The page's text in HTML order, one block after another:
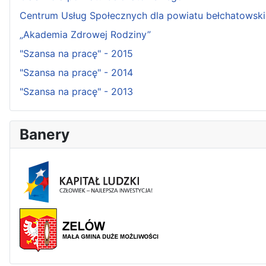
Centrum Usług Społecznych dla powiatu
„Akademia Zdrowej Rodziny”
"Szansa na pracę" - 2015
"Szansa na pracę" - 2014
"Szansa na pracę" - 2013
Banery